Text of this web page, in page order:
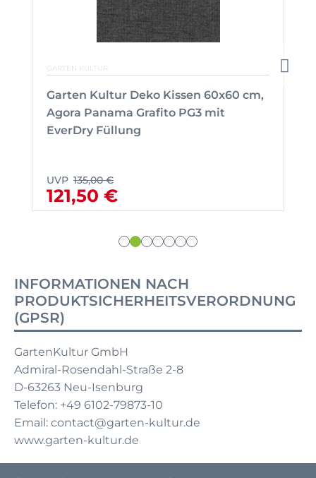
GARTEN KULTUR
Garten Kultur Deko Kissen 60x60 cm,
Agora Panama Grafito PG3 mit
EverDry Füllung
UVP 135,00 €
121,50 €
INFORMATIONEN NACH
PRODUKTSICHERHEITSVERORDNUNG
(GPSR)
GartenKultur GmbH
Admiral-Rosendahl-Straße 2-8
D-63263 Neu-Isenburg
Telefon: +49 6102-79873-10
Email: contact@garten-kultur.de
www.garten-kultur.de